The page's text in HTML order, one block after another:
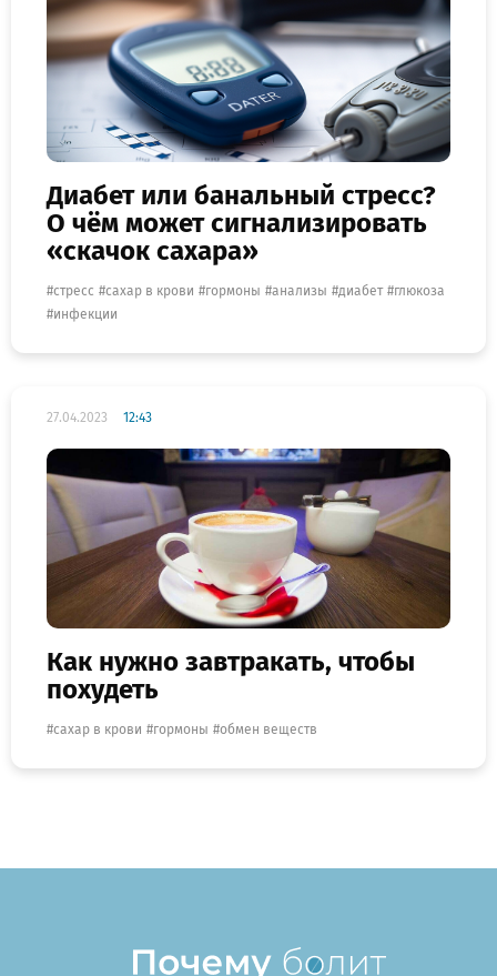
Диабет или банальный стресс?
О чём может сигнализировать
«скачок сахара»
стресс сахар в крови гормоны анализы диабет
глюкоза
инфекции
27.04.2023 12:43
Как нужно завтракать, чтобы
похудеть
сахар в крови гормоны обмен веществ